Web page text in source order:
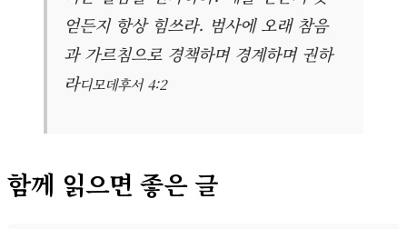
얻든지 항상 힘쓰라. 범사에 오래 참음
과 가르침으로 경책하며 경계하며 권하
라디모데후서 4:2
함께 읽으면 좋은 글